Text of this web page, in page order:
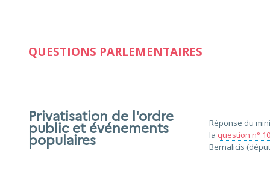
QUESTIONS PARLEMENTAIRES
Privatisation de l'ordre
public et événements
populaires
Réponse du
la question n°
Bernalicis